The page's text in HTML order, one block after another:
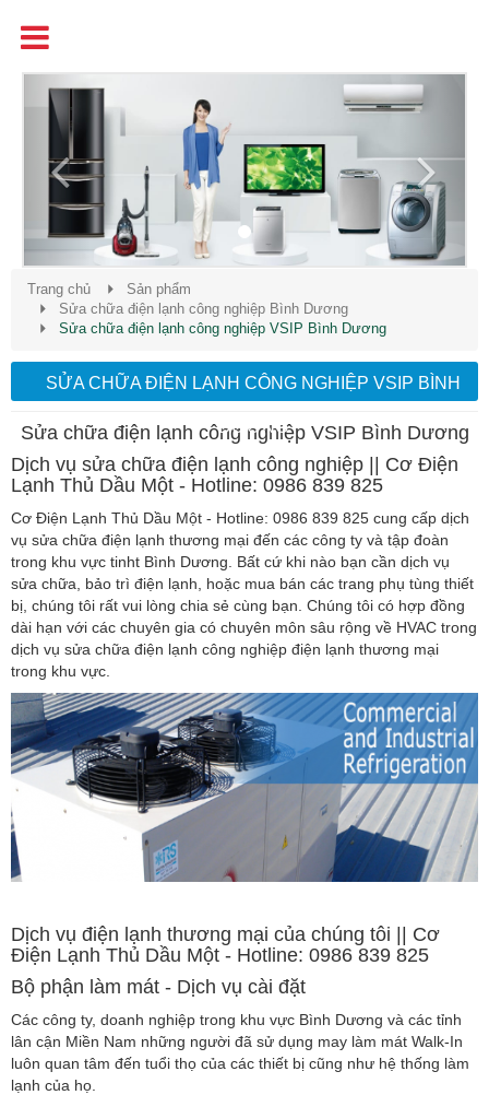
Previous
Trang chủ
Sản phẩm
Sửa chữa điện lạnh công nghiệp Bình Dương
Sửa chữa điện lạnh công nghiệp VSIP Bình Dương
SỬA CHỮA ĐIỆN LẠNH CÔNG NGHIỆP VSIP BÌNH
DƯƠNG
Sửa chữa điện lạnh công nghiệp VSIP Bình Dương
Dịch vụ sửa chữa điện lạnh công nghiệp || Cơ Điện
Lạnh Thủ Dầu Một - Hotline: 0986 839 825
Cơ Điện Lạnh Thủ Dầu Một - Hotline: 0986 839 825 cung cấp dịch
vụ sửa chữa điện lạnh thương mại đến các công ty và tập đoàn
trong khu vực tinht Bình Dương. Bất cứ khi nào bạn cần dịch vụ
sửa chữa, bảo trì điện lạnh, hoặc mua bán các trang phụ tùng thiết
bị, chúng tôi rất vui lòng chia sẻ cùng bạn. Chúng tôi có hợp đồng
dài hạn với các chuyên gia có chuyên môn sâu rộng về HVAC trong
dịch vụ sửa chữa điện lạnh công nghiệp điện lạnh thương mại
trong khu vực.
Dịch vụ điện lạnh thương mại của chúng tôi || Cơ
Điện Lạnh Thủ Dầu Một - Hotline: 0986 839 825
Bộ phận làm mát - Dịch vụ cài đặt
Các công ty, doanh nghiệp trong khu vực Bình Dương và các tỉnh
lân cận Miền Nam những người đã sử dụng may làm mát Walk-In
luôn quan tâm đến tuổi thọ của các thiết bị cũng như hệ thống làm
lạnh của họ.